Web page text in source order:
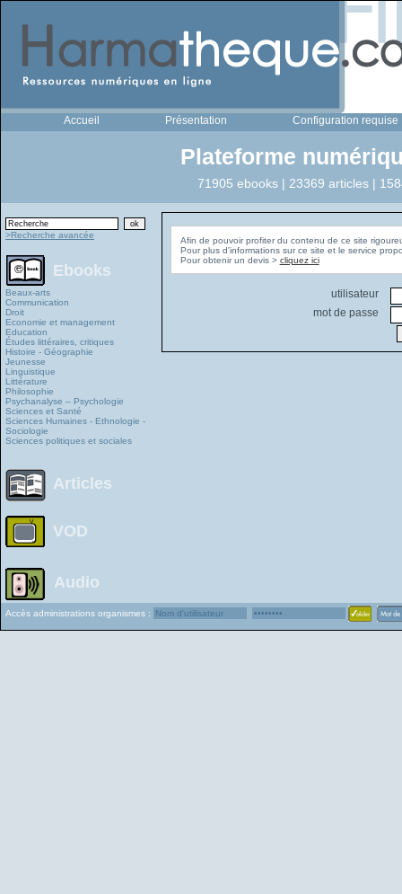
Accueil Présentation Configuration requise
Plateforme
71905 ebooks | 23369 articles |
>Recherche avancée
Ebooks
Beaux-arts
Communication
Droit
Economie et management
Education
Études littéraires, critiques
Histoire - Géographie
Jeunesse
Linguistique
Littérature
Philosophie
Psychanalyse – Psychologie
Sciences et Santé
Sciences Humaines - Ethnologie -
Sociologie
Sciences politiques et sociales
Articles
VOD
Audio
Afin de pouvoir profiter du contenu de ce site
Pour plus d'informations sur ce site et le service
Pour obtenir un devis > cliquez ici
utilisateur
mot de passe
Accès administrations organismes :